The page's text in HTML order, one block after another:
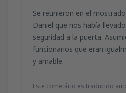
Se reunieron en el
Daniel que nos había
seguridad a la puerta.
funcionarios que eran
y amable.
Este cometário es traducido